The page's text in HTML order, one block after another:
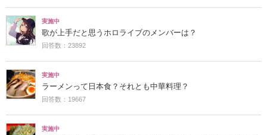
実施中
歌が上手だと思うホロライブのメンバーは？
回答数：23892
実施中
ラーメンって日本食？それとも中華料理？
回答数：19667
実施中